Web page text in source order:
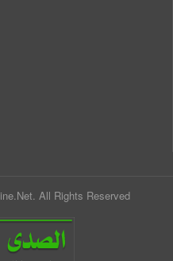
All Rights Reserved